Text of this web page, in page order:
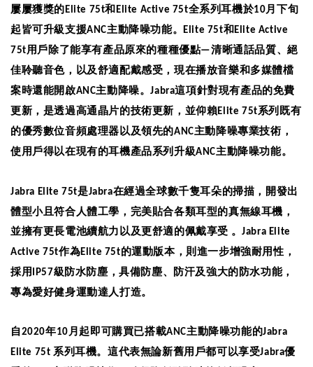
屢屢獲獎的Elite 75t和Elite Active 75t全系列耳機於10月下旬
起皆可升級支援ANC主動降噪功能。Elite 75t和Elite Active
75t 用戶除了能享有產品原來的種種優點—清晰通話品質、絕
佳聆聽音色，以及舒適配戴感受，現在播放音樂和多媒體檔
案時還能開啟ANC主動降噪。Jabra這項針對現有產品的免費
更新，是透過高通晶片的技術更新 ，並仰賴Elite 75t系列既有
的優秀數位音頻處理器以及領先的ANC主動降噪專業技術，
使用戶得以在現有的耳機產品系列升級ANC主動降噪功能。
Jabra Elite 75t是Jabra在經過全球數千隻耳朵的掃描，開發出
體型小且符合人體工學，完美貼合各類耳型的真無線耳機 ，
並擁有更長電池續航力以及更舒適的佩戴享受 。Jabra Elite
Active 75t作為Elite 75t的運動版本，則進一步增強耐用性，
採用 IP57級防水防塵，具備防塵、防汗及強大的防水功能，
專為愛好健身運動達人打造。
自2020年10 月起即可購買已搭載ANC主動降噪功能的Jabra
Elite 75t 系列耳機。這代表無論新舊用戶都可以享受Jabra優